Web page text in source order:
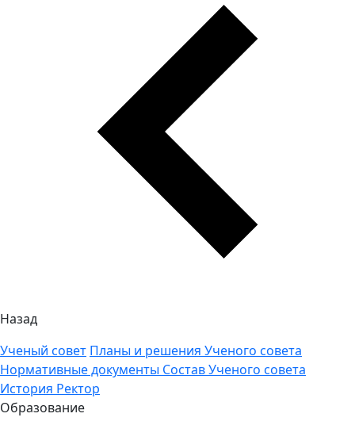
Назад
Ученый совет Планы и решения Ученого совета
Нормативные документы Состав Ученого совета
История Ректор
Образование